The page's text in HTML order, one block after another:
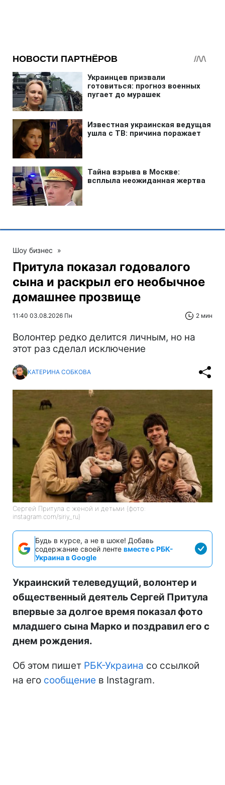
Шоу бизнес »
Притула показал годовалого
сына и раскрыл его необычное
домашнее прозвище
11:40 03.08.2026 Пн 2 мин
Волонтер редко делится личным, но на
этот раз сделал исключение
КАТЕРИНА СОБКОВА
Сергей Притула с женой и детьми (фото:
instagram.com/siriy_ru)
Будь в курсе, а не в шоке! Добавь
содержание своей ленте вместе с РБК-
Украина в Google
Украинский телеведущий, волонтер и
общественный деятель Сергей Притула
впервые за долгое время показал фото
младшего сына Марко и поздравил его с
днем рождения.
Об этом пишет РБК-Украина со ссылкой
на его сообщение в Instagram.